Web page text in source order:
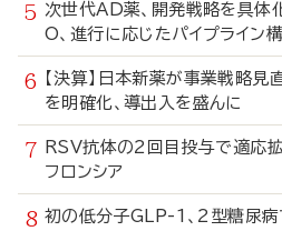
次世代AD薬、開発戦略を具
O、進行に応じたパイプライン
【決算】日本新薬が事業戦
を明確化、導出入を盛んに
RSV抗体の2回目投与で適
フロンシア
初の低分子GLP-1、2型糖尿